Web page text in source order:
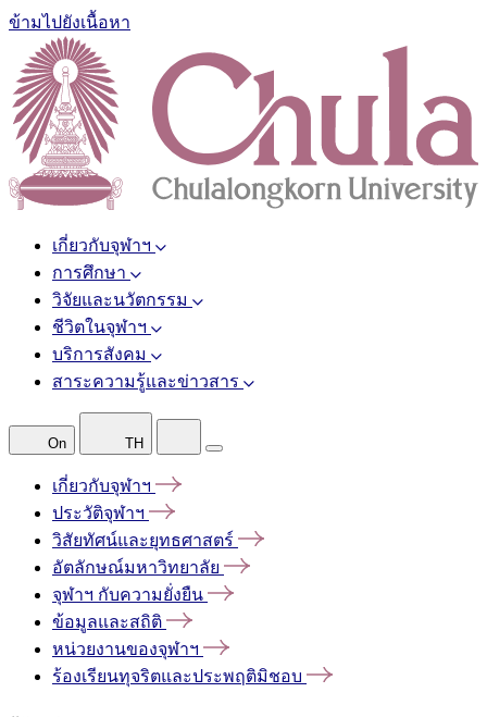
ข้ามไปยังเนื้อหา
เกี่ยวกับจุฬาฯ
การศึกษา
วิจัยและนวัตกรรม
ชีวิตในจุฬาฯ
บริการสังคม
สาระความรู้และข่าวสาร
On TH
เกี่ยวกับจุฬาฯ
ประวัติจุฬาฯ
วิสัยทัศน์และยุทธศาสตร์
อัตลักษณ์มหาวิทยาลัย
จุฬาฯ กับความยั่งยืน
ข้อมูลและสถิติ
หน่วยงานของจุฬาฯ
ร้องเรียนทุจริตและประพฤติมิชอบ